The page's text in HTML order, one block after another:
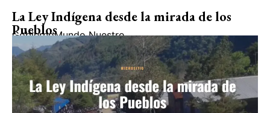
La Ley Indígena desde la mirada de los
Pueblos
GobiernoMundo Nuestro